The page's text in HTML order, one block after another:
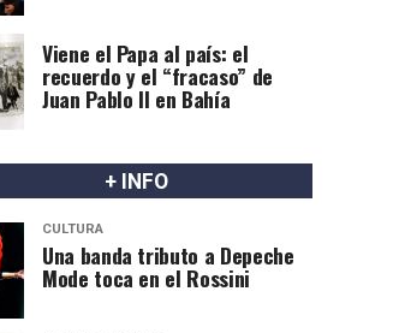
Viene el Papa al país: el
recuerdo y el “fracaso” de
Juan Pablo II en Bahía
+ INFO
CULTURA
Una banda tributo a Depeche
Mode toca en el Rossini